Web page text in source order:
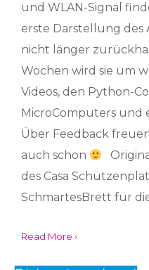
und WLAN-Signal
erste Darstellung des
nicht länger
Wochen wird sie um
Videos, den Python-
MicroComputers und
Über Feedback
auch schon
des Casa
SchmartesBrett für
Read More ›